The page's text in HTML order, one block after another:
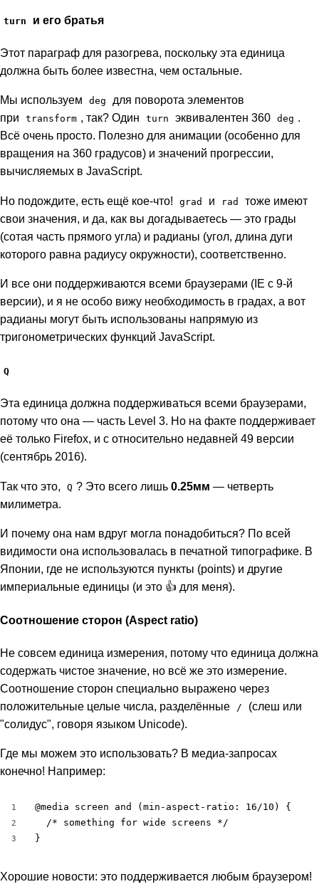
turn и его братья
Этот параграф для разогрева, поскольку эта единица
должна быть более известна, чем остальные.
Мы используем deg
для поворота элементов
при
transform , так? Один turn эквивалентен 360 deg .
Всё очень просто. Полезно для анимации (особенно для
вращения на 360 градусов) и значений прогрессии,
вычисляемых в JavaScript.
Но подождите, есть ещё кое-что! grad и rad
тоже имеют
свои значения, и да, как вы догадываетесь — это грады
(сотая часть прямого угла) и радианы (угол, длина дуги
которого равна радиусу окружности), соответственно.
И все они поддерживаются всеми браузерами (IE с 9-й
версии), и я не особо вижу необходимость в градах, а вот
радианы могут быть использованы напрямую из
тригонометрических функций JavaScript.
Q
Эта единица должна поддерживаться всеми браузерами,
потому что она — часть Level 3. Но на факте поддерживает
её только Firefox, и с относительно недавней 49 версии
(сентябрь 2016).
Так что это, Q ? Это всего лишь 0.25мм — четверть
милиметра.
И почему она нам вдруг могла понадобиться? По всей
видимости она использовалась в печатной типографике. В
Японии, где не используются пункты (points) и другие
империальные единицы (и это 👍 для меня).
Соотношение сторон (Aspect ratio)
Не совсем единица измерения, потому что единица должна
содержать чистое значение, но всё же это измерение.
Соотношение сторон специально выражено через
положительные целые числа, разделённые
/
(слеш или
"солидус", говоря языком Unicode).
Где мы можем это использовать? В медиа-запросах
конечно! Например:
1
2
3
@media screen and (min-aspect-ratio: 16/10) {
  /* something for wide screens */
}
Хорошие новости: это поддерживается любым браузером!